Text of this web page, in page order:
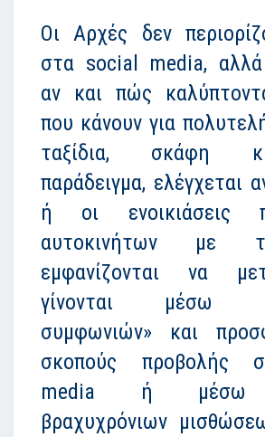
Οι Αρχές δεν
στα social media, αλλά
αν και πώς
που κάνουν για
ταξίδια, σκάφη
παράδειγμα, ελέγχεται
ή οι ενοικιάσεις
αυτοκινήτων με
εμφανίζονται να
γίνονται μέσω
συμφωνιών» και
σκοπούς προβολής
media ή μέσω
βραχυχρόνιων